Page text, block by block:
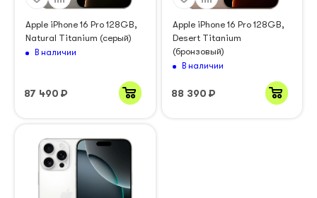
Apple iPhone 16 Pro 128GB,
Natural Titanium (серый)
В наличии
87 490 ₽
Apple iPhone 16 Pro 128GB,
Desert Titanium
(бронзовый)
В наличии
88 390 ₽